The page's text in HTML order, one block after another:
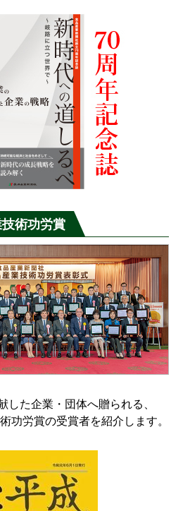
術功労賞
た企業・団体へ贈られる、
功労賞の受賞者を紹介します。